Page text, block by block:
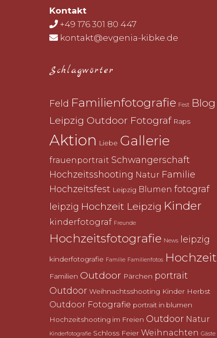
Kontakt
+49 176 301 80 447
kontakt@evgenia-kibke.de
Schlagwörter
Feld Familienfotografie Fest Blog
Leipzig Outdoor Fotograf Raps
Aktion Liebe Gallerie
frauenportrait Schwangerschaft
Hochzeitsshooting Natur Familie
Hochzeitsfest Leipzig Blumen fotograf
leipzig Hochzeit Leipzig Kinder
kinderfotograf Freunde
Hochzeitsfotografie News leipzig
kinderfotografie Familie Familienfotos Hochzeit
Familien Outdoor Pärchen portrait
Outdoor Weihnachtsshooting Kinder Herbst
Outdoor Fotografie portrait in blumen
Hochzeitshooting im Freien Outdoor Natur
Kinderfotografie Schloss Feier Weihnachten Gäste